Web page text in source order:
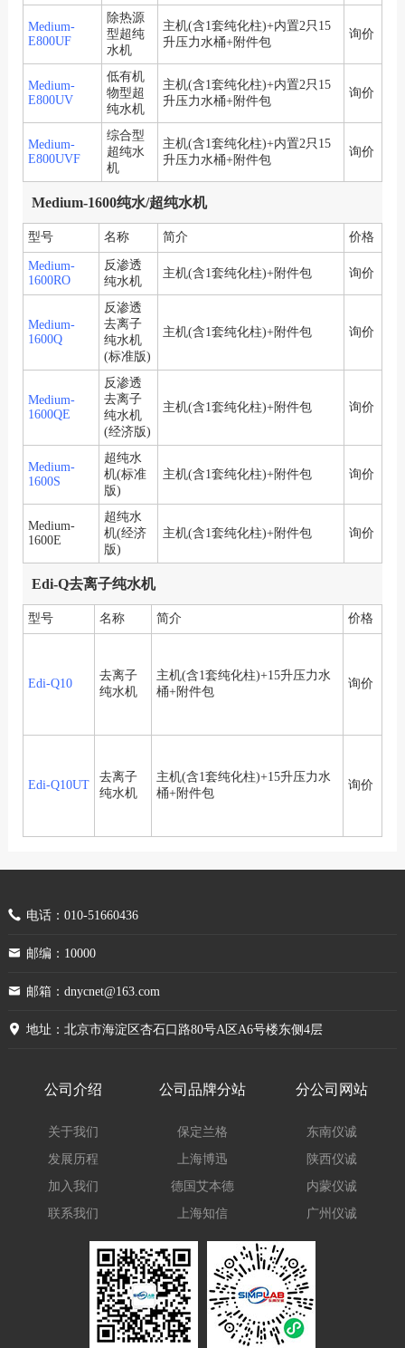
Medium-
E800UF
除热源
型超纯
水机
主机(含1套纯化柱)+内置2只15
升压力水桶+附件包
询价
Medium-
E800UV
低有机
物型超
纯水机
主机(含1套纯化柱)+内置2只15
升压力水桶+附件包
询价
Medium-
E800UVF
综合型
超纯水
机
主机(含1套纯化柱)+内置2只15
升压力水桶+附件包
询价
Medium-1600纯水/超纯水机
型号 名称 简介 价格
Medium-
1600RO
反渗透
纯水机
主机(含1套纯化柱)+附件包 询价
Medium-
1600Q
反渗透
去离子
纯水机
(标准版)
主机(含1套纯化柱)+附件包 询价
Medium-
1600QE
反渗透
去离子
纯水机
(经济版)
主机(含1套纯化柱)+附件包 询价
Medium-
1600S
超纯水
机(标准
版)
主机(含1套纯化柱)+附件包 询价
Medium-
1600E
超纯水
机(经济
版)
主机(含1套纯化柱)+附件包 询价
Edi-Q去离子纯水机
型号 名称 简介 价格
Edi-Q10
去离子
纯水机
主机(含1套纯化柱)+15升压力水
桶+附件包
询价
Edi-Q10UT
去离子
纯水机
主机(含1套纯化柱)+15升压力水
桶+附件包
询价
电话：010-51660436
邮编：10000
邮箱：dnycnet@163.com
地址：北京市海淀区杏石口路80号A区A6号楼东侧4层
公司介绍
关于我们
发展历程
加入我们
联系我们
公司品牌分站
保定兰格
上海博迅
德国艾本德
上海知信
分公司网站
东南仪诚
陕西仪诚
内蒙仪诚
广州仪诚